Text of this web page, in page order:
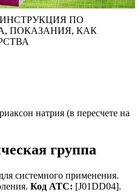
ПО
ПОКАЗАНИЯ, КАК
натрия (в пересчете на
группа
системного применения.
Код АТС: [J01DD04].